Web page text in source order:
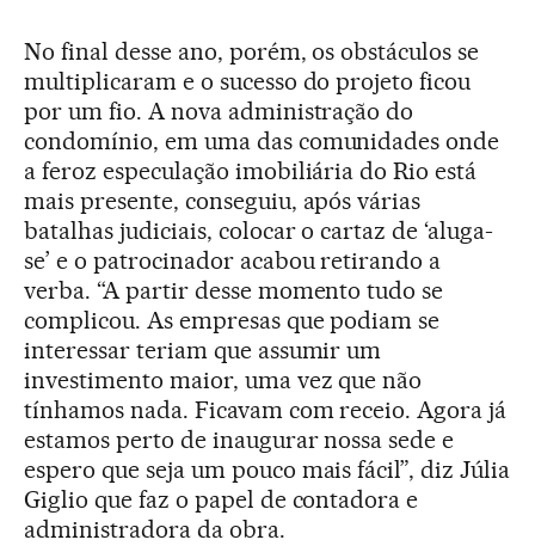
No final desse ano, porém, os obstáculos se
multiplicaram e o sucesso do projeto ficou
por um fio. A nova administração do
condomínio, em uma das comunidades onde
a feroz especulação imobiliária do Rio está
mais presente, conseguiu, após várias
batalhas judiciais, colocar o cartaz de ‘aluga-
se’ e o patrocinador acabou retirando a
verba. “A partir desse momento tudo se
complicou. As empresas que podiam se
interessar teriam que assumir um
investimento maior, uma vez que não
tínhamos nada. Ficavam com receio. Agora já
estamos perto de inaugurar nossa sede e
espero que seja um pouco mais fácil”, diz Júlia
Giglio que faz o papel de contadora e
administradora da obra.